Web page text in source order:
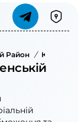
Район /